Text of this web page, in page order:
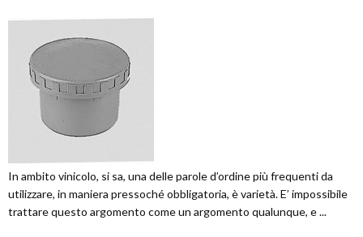
In ambito vinicolo, si sa, una delle parole d’ordine più frequenti da
utilizzare, in maniera pressoché obbligatoria, è varietà. E’ impossibile
trattare questo argomento come un argomento qualunque, e ...